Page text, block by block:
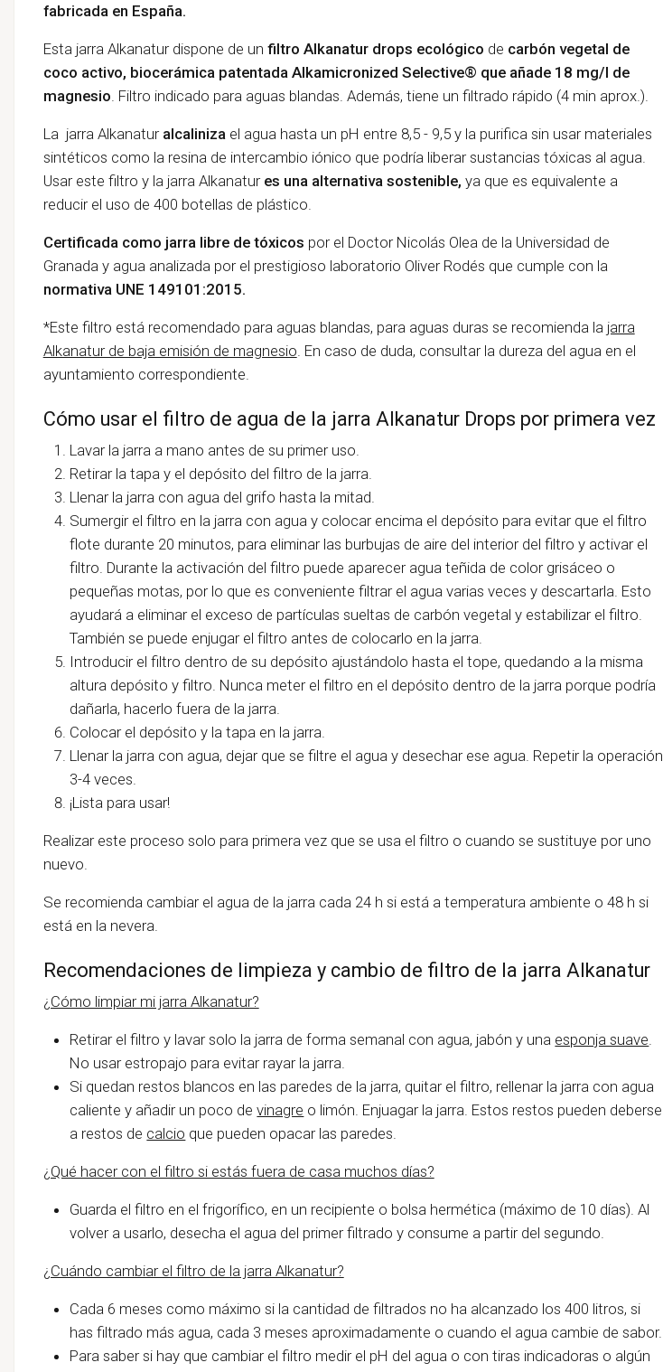
fabricada en España.
Esta jarra Alkanatur dispone de un filtro Alkanatur drops ecológico de carbón vegetal de
coco activo, biocerámica patentada Alkamicronized Selective® que añade 18 mg/l de
magnesio . Filtro indicado para aguas blandas. Además, tiene un filtrado rápido (4 min aprox.).
La jarra Alkanaturalcaliniza el agua hasta un pH entre 8,5 - 9,5 y la purifica sin usar materiales
sintéticos como la resina de intercambio iónico que podría liberar sustancias tóxicas al agua.
Usar este filtro y la jarra Alkanatures una alternativa sostenible, ya que es equivalente a
reducir el uso de 400 botellas de plástico.
Certificada como jarra libre de tóxicos por el Doctor Nicolás Olea de la Universidad de
Granada y agua analizada por el prestigioso laboratorio Oliver Rodés que cumple con la
normativa UNE 149101:2015.
*Este filtro está recomendado para aguas blandas, para aguas duras se recomienda la jarra
Alkanatur de baja emisión de magnesio . En caso de duda, consultar la dureza del agua en el
ayuntamiento correspondiente.
Cómo usar el filtro de agua de la jarra Alkanatur Drops por primera vez
Lavar la jarra a mano antes de su primer uso.
Retirar la tapa y el depósito del filtro de la jarra.
Llenar la jarra con agua del grifo hasta la mitad.
Sumergir el filtro en la jarra con agua y colocar encima el depósito para evitar que el filtro
flote durante 20 minutos, para eliminar las burbujas de aire del interior del filtro y activar el
filtro. Durante la activación del filtro puede aparecer agua teñida de color grisáceo o
pequeñas motas, por lo que es conveniente filtrar el agua varias veces y descartarla. Esto
ayudará a eliminar el exceso de partículas sueltas de carbón vegetal y estabilizar el filtro.
También se puede enjugar el filtro antes de colocarlo en la jarra.
Introducir el filtro dentro de su depósito ajustándolo hasta el tope, quedando a la misma
altura depósito y filtro. Nunca meter el filtro en el depósito dentro de la jarra porque podría
dañarla, hacerlo fuera de la jarra.
Colocar el depósito y la tapa en la jarra.
Llenar la jarra con agua, dejar que se filtre el agua y desechar ese agua. Repetir la operación
3-4 veces.
¡Lista para usar!
Realizar este proceso solo para primera vez que se usa el filtro o cuando se sustituye por uno
nuevo.
Se recomienda cambiar el agua de la jarra cada 24 h si está a temperatura ambiente o 48 h si
está en la nevera.
Recomendaciones de limpieza y cambio de filtro de la jarra Alkanatur
¿Cómo limpiar mi jarra Alkanatur?
Retirar el filtro y lavar solo la jarra de forma semanal con agua, jabón y una esponja suave
No usar estropajo para evitar rayar la jarra.
Si quedan restos blancos en las paredes de la jarra, quitar el filtro, rellenar la jarra con agua
caliente y añadir un poco devinagre o limón. Enjuagar la jarra. Estos restos pueden deberse
a restos de calcio que pueden opacar las paredes.
¿Qué hacer con el filtro si estás fuera de casa muchos días?
Guarda el filtro en el frigorífico, en un recipiente o bolsa hermética (máximo de 10 días). Al
volver a usarlo, desecha el agua del primer filtrado y consume a partir del segundo.
¿Cuándo cambiar el filtro de la jarra Alkanatur?
Cada 6 meses como máximo si la cantidad de filtrados no ha alcanzado los 400 litros, si
has filtrado más agua, cada 3 meses aproximadamente o cuando el agua cambie de sabor.
Para saber si hay que cambiar el filtro medir el pH del agua o con tiras indicadoras o algún